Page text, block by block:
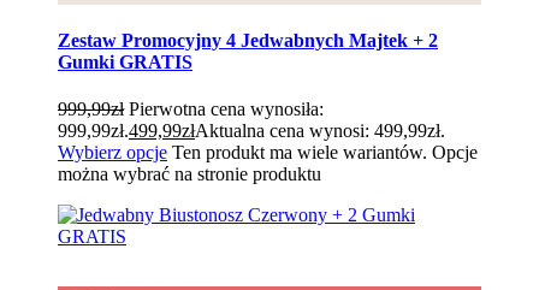
Zestaw Promocyjny 4 Jedwabnych Majtek + 2
Gumki GRATIS
999,99zł Pierwotna cena wynosiła:
999,99zł.499,99złAktualna cena wynosi: 499,99zł.
Wybierz opcje Ten produkt ma wiele wariantów. Opcje
można wybrać na stronie produktu